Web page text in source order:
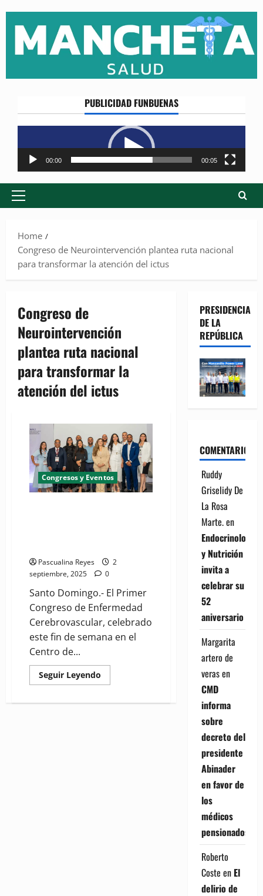
content
PUBLICIDAD FUNBUENAS
Reproductor
de
vídeo
00:00 00:05
Primary
Home
Congreso de Neurointervención plantea ruta nacional
para transformar la atención del ictus
Congreso de
Neurointervención
plantea ruta nacional
para transformar la
atención del ictus
Congresos y Eventos
Pascualina Reyes
2
septiembre, 2025
0
Santo Domingo.- El Primer
Congreso de Enfermedad
Cerebrovascular, celebrado
este fin de semana en el
Centro de...
Seguir Leyendo
more
de
PRESIDENCIA
DE LA
REPÚBLICA
COMENTARIOS
Ruddy
Griselidy De
La Rosa
Marte.en
Endocrinología
y Nutrición
invita a
celebrar su
52
aniversario
Margarita
artero de
verasen
CMD
informa
sobre
decreto del
presidente
Abinader
en favor de
los
médicos
pensionados
Roberto
Coste en El
delirio de